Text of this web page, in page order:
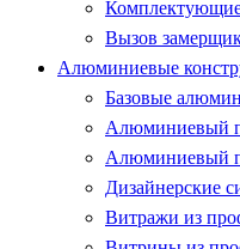
Вызов
Алюминиевые
Базовые
Алюминиевый
Алюминиевый
Дизайнерские
Витражи из